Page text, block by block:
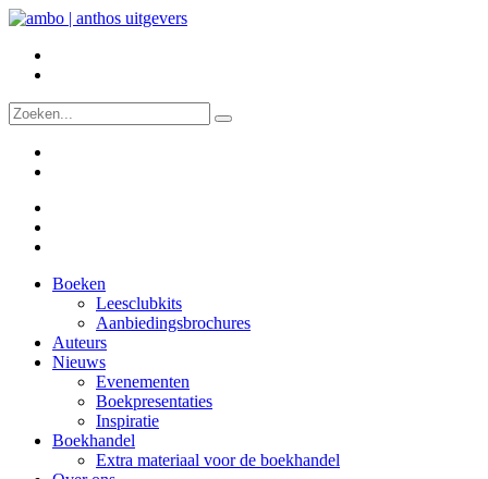
Boeken
Leesclubkits
Aanbiedingsbrochures
Auteurs
Nieuws
Evenementen
Boekpresentaties
Inspiratie
Boekhandel
Extra materiaal voor de boekhandel